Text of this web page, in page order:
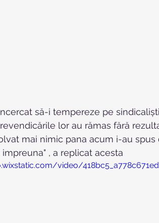
să-i tempereze pe
lor au rămas fără
mai nimic pana acum i-au
impreuna" , a replicat acesta
video/